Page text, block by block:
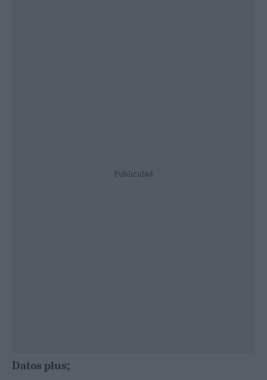
Publicidad
Datos plus;